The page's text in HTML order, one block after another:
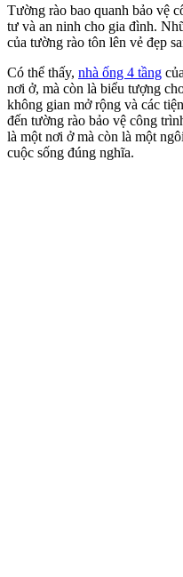
Tường rào bao quanh bảo vệ
tư và an ninh cho gia đình.
của tường rào tôn lên vẻ đẹp
Có thể thấy, nhà ống 4 tầng
nơi ở, mà còn là biểu tượng
không gian mở rộng và các
đến tường rào bảo vệ công
là một nơi ở mà còn là một
cuộc sống đúng nghĩa.